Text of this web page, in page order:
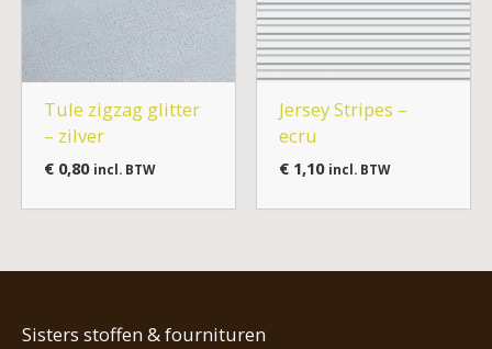
Tule zigzag glitter
– zilver
€0,80 incl. BTW
Jersey Stripes –
ecru
€1,10 incl. BTW
Sisters stoffen & fournituren